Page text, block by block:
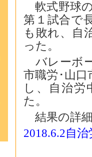
軟式野球
第１試合で
も敗れ、自
った。
バレーボ
市職労･山
し、自治
た。
結果の詳
2018.6.2自